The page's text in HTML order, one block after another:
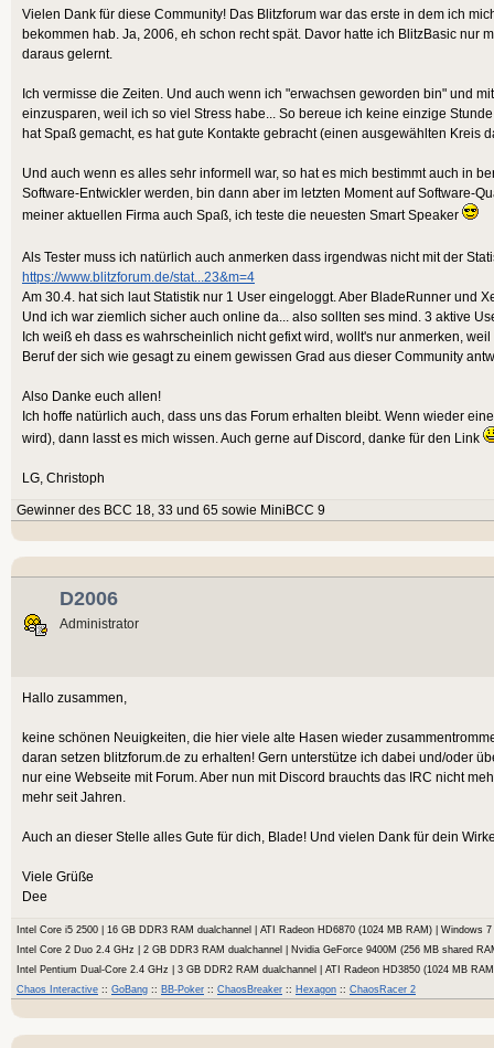
Vielen Dank für diese Community! Das Blitzforum war das erste in dem ich
bekommen hab. Ja, 2006, eh schon recht spät. Davor hatte ich BlitzBasic nur
daraus gelernt.
Ich vermisse die Zeiten. Und auch wenn ich "erwachsen geworden bin" und
einzusparen, weil ich so viel Stress habe... So bereue ich keine einzige
hat Spaß gemacht, es hat gute Kontakte gebracht (einen ausgewählten Kreis
Und auch wenn es alles sehr informell war, so hat es mich bestimmt auch in
Software-Entwickler werden, bin dann aber im letzten Moment auf Software-
meiner aktuellen Firma auch Spaß, ich teste die neuesten Smart Speaker
Als Tester muss ich natürlich auch anmerken dass irgendwas nicht mit der
https://www.blitzforum.de/stat...23&m=4
Am 30.4. hat sich laut Statistik nur 1 User eingeloggt. Aber BladeRunner und
Und ich war ziemlich sicher auch online da... also sollten ses mind. 3 aktive
Ich weiß eh dass es wahrscheinlich nicht gefixt wird, wollt's nur anmerken,
Beruf der sich wie gesagt zu einem gewissen Grad aus dieser Community
Also Danke euch allen!
Ich hoffe natürlich auch, dass uns das Forum erhalten bleibt. Wenn wieder
wird), dann lasst es mich wissen. Auch gerne auf Discord, danke für den Link
LG, Christoph
Gewinner des BCC 18, 33 und 65 sowie MiniBCC 9
D2006
Administrator
Hallo zusammen,
keine schönen Neuigkeiten, die hier viele alte Hasen wieder
daran setzen blitzforum.de zu erhalten! Gern unterstütze ich dabei und/oder
nur eine Webseite mit Forum. Aber nun mit Discord brauchts das IRC nicht
mehr seit Jahren.
Auch an dieser Stelle alles Gute für dich, Blade! Und vielen Dank für dein
Viele Grüße
Dee
Intel Core i5 2500 | 16 GB DDR3 RAM dualchannel | ATI Radeon HD6870 (1024 MB RAM) | Windows
Intel Core 2 Duo 2.4 GHz | 2 GB DDR3 RAM dualchannel | Nvidia GeForce 9400M (256 MB shared
Intel Pentium Dual-Core 2.4 GHz | 3 GB DDR2 RAM dualchannel | ATI Radeon HD3850 (1024 MB
Chaos Interactive :: GoBang :: BB-Poker :: ChaosBreaker :: Hexagon :: ChaosRacer 2